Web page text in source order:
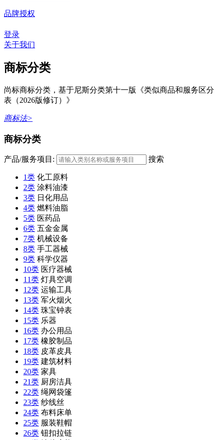
品牌授权
登录
关于我们
商标分类
尚标商标分类，基于尼斯分类第十一版《类似商品和服务区分
表（2026版修订）》
商标法>
商标分类
产品/服务项目: 搜索
1类 化工原料
2类 涂料油漆
3类 日化用品
4类 燃料油脂
5类 医药品
6类 五金金属
7类 机械设备
8类 手工器械
9类 科学仪器
10类 医疗器械
11类 灯具空调
12类 运输工具
13类 军火烟火
14类 珠宝钟表
15类 乐器
16类 办公用品
17类 橡胶制品
18类 皮革皮具
19类 建筑材料
20类 家具
21类 厨房洁具
22类 绳网袋篷
23类 纱线丝
24类 布料床单
25类 服装鞋帽
26类 钮扣拉链